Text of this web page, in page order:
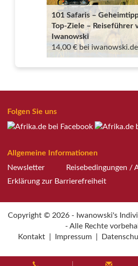
101 Safaris –
Top-Ziele – Reiseführer
Iwanowski
14,00 € bei iwanowski.de
Folgen Sie uns
Allgemeine Informationen
Newsletter
Reisebedingungen /
Erklärung zur Barrierefreiheit
Copyright © 2026 - Iwanowski's
- Alle Rechte
Kontakt
Impressum